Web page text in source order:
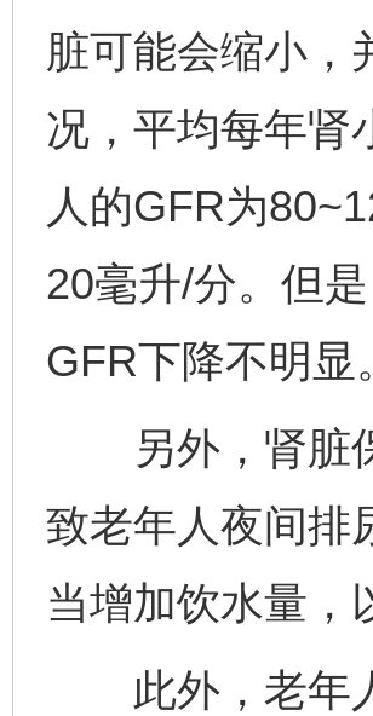
脏可能会缩小，
况，平均每年肾
人的GFR为
20毫升/分。但
GFR下降不明显
另外，肾脏保
致老年人夜间排
当增加饮水量，
此外，老年人